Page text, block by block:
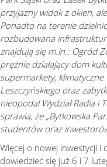
przyjazny widok z okien,
Ponadto na terenie
rozbudowana
znajdują się m.in.: Ogród
prężnie działający dom
supermarkety, klimatyczne
Leszczyńskiego oraz
nieopodal Wydział Radia i
sprawia, że „Bytkowska
studentów oraz
Więcej o nowej inwestycji i
dowiedzieć się już 6 i 7